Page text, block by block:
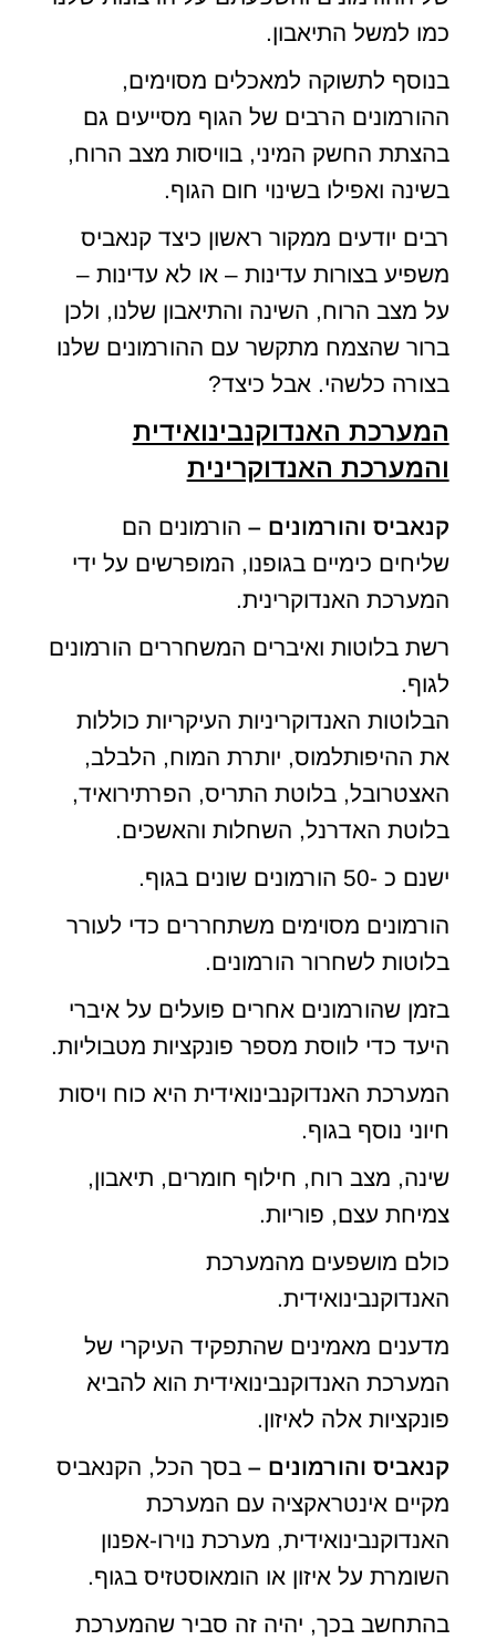
כמו למשל התיאבון.
בנוסף לתשוקה למאכלים מסוימים,
ההורמונים הרבים של הגוף מסייעים גם
בהצתת החשק המיני, בוויסות מצב הרוח,
בשינה ואפילו בשינוי חום הגוף.
רבים יודעים ממקור ראשון כיצד קנאביס
משפיע בצורות עדינות – או לא עדינות –
על מצב הרוח, השינה והתיאבון שלנו, ולכן
ברור שהצמח מתקשר עם ההורמונים שלנו
בצורה כלשהי. אבל כיצד?
המערכת האנדוקנבינואידית
והמערכת האנדוקרינית
קנאביס והורמונים – הורמונים הם
שליחים כימיים בגופנו, המופרשים על ידי
המערכת האנדוקרינית.
רשת בלוטות ואיברים המשחררים הורמונים
לגוף.
הבלוטות האנדוקריניות העיקריות כוללות
את ההיפותלמוס, יותרת המוח, הלבלב,
האצטרובל, בלוטת התריס, הפרתירואיד,
בלוטת האדרנל, השחלות והאשכים.
ישנם כ -50 הורמונים שונים בגוף.
הורמונים מסוימים משתחררים כדי לעורר
בלוטות לשחרור הורמונים.
בזמן שהורמונים אחרים פועלים על איברי
היעד כדי לווסת מספר פונקציות מטבוליות.
המערכת האנדוקנבינואידית היא כוח ויסות
חיוני נוסף בגוף.
שינה, מצב רוח, חילוף חומרים, תיאבון,
צמיחת עצם, פוריות.
כולם מושפעים מהמערכת
האנדוקנבינואידית.
מדענים מאמינים שהתפקיד העיקרי של
המערכת האנדוקנבינואידית הוא להביא
פונקציות אלה לאיזון.
קנאביס והורמונים –בסך הכל, הקנאביס
מקיים אינטראקציה עם המערכת
האנדוקנבינואידית, מערכת נוירו-אפנון
השומרת על איזון או הומאוסטזיס בגוף.
בהתחשב בכך, יהיה זה סביר שהמערכת